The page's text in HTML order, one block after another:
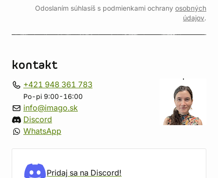
Odoslaním súhlasíš s podmienkami ochrany osobných
údajov.
kontakt
+421 948 361 783
Po-pi 9:00-16:00
info@imago.sk
Discord
WhatsApp
Pridaj sa na Discord!